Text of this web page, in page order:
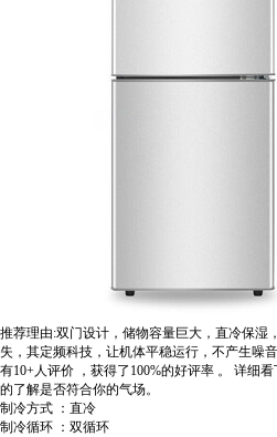
推荐理由:双门设计，储物容量巨大，直冷保湿
失，其定频科技，让机体平稳运行，不产生噪
有10+人评价 ，获得了100%的好评率 。
详细看
的了解是否符合你的气场。
制冷方式 ：直冷
制冷循环 ：双循环